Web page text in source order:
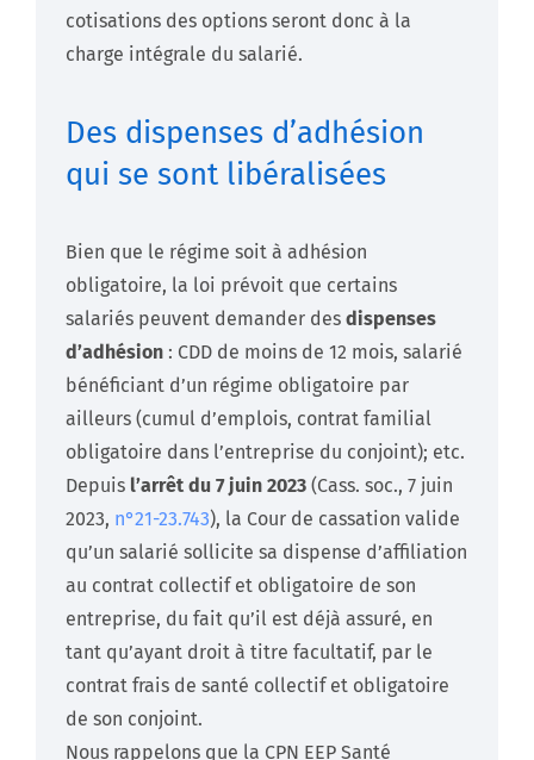
cotisations des options seront donc à la
charge intégrale du salarié.
Des dispenses d’adhésion
qui se sont libéralisées
Bien que le régime soit à adhésion
obligatoire, la loi prévoit que certains
salariés peuvent demander des dispenses
d’adhésion : CDD de moins de 12 mois, salarié
bénéficiant d’un régime obligatoire par
ailleurs (cumul d’emplois, contrat familial
obligatoire dans l’entreprise du conjoint); etc.
Depuis l’arrêt du 7 juin 2023 (Cass. soc., 7 juin
2023, n°21-23.743), la Cour de cassation valide
qu’un salarié sollicite sa dispense d’affiliation
au contrat collectif et obligatoire de son
entreprise, du fait qu’il est déjà assuré, en
tant qu’ayant droit à titre facultatif, par le
contrat frais de santé collectif et obligatoire
de son conjoint.
Nous rappelons que la CPN EEP Santé